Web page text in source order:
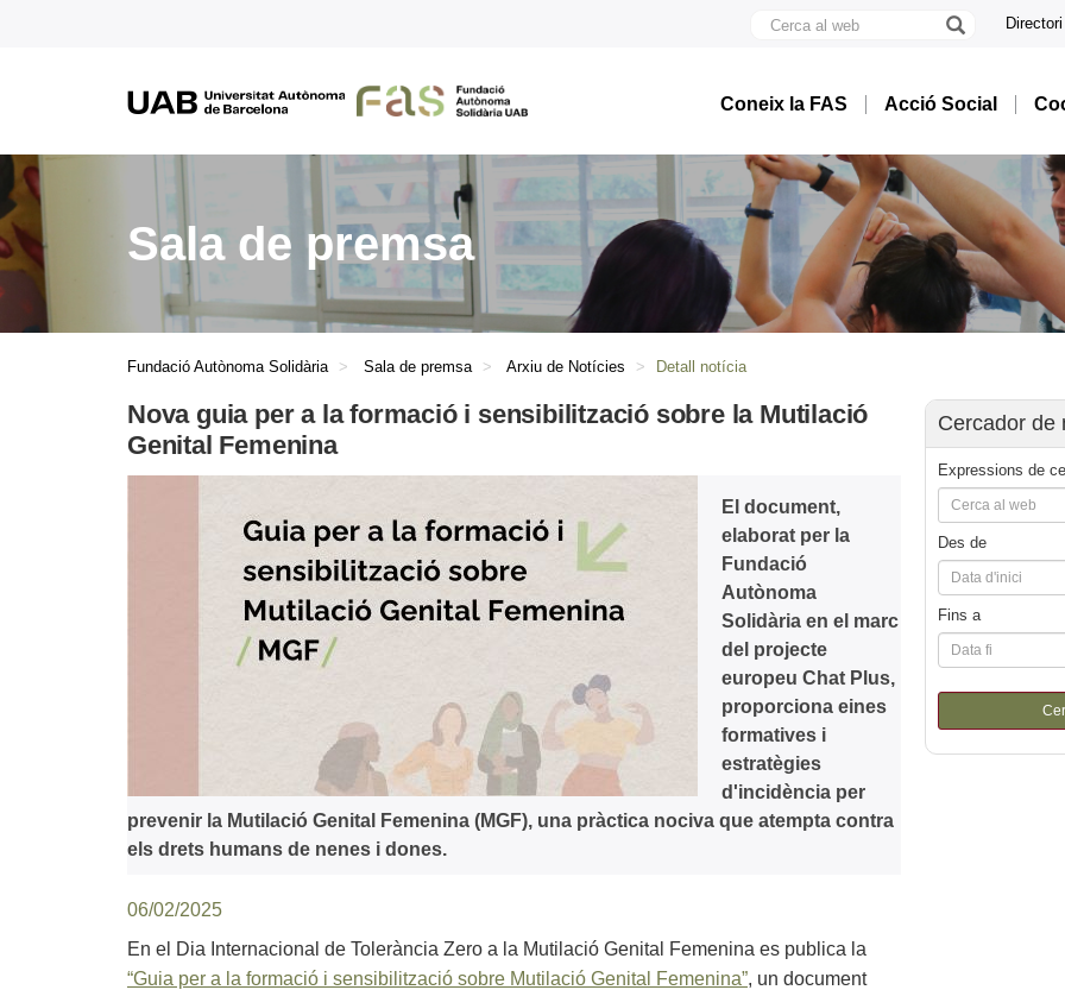
Cerca
Directori
Coneix la FAS Acció Social
Sala de premsa
Fundació Autònoma Solidària Sala de premsa Arxiu de Notícies Detall notícia
Nova guia per a la formació i sensibilització sobre la Mutilació
Genital Femenina
El document,
elaborat per la
Fundació
Autònoma
Solidària en el marc
del projecte
europeu Chat Plus,
proporciona eines
formatives i
estratègies
d'incidència per
prevenir la Mutilació Genital Femenina (MGF), una pràctica nociva que atempta contra
els drets humans de nenes i dones.
06/02/2025
En el Dia Internacional de Tolerància Zero a la Mutilació Genital Femenina es publica la
“Guia per a la formació i sensibilització sobre Mutilació Genital Femenina”, un document
Cercador de
Expressions de
Des de
Fins a